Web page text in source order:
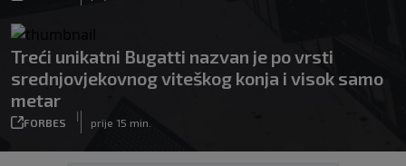
Treći unikatni Bugatti nazvan je po vrsti
srednjovjekovnog viteškog konja i visok samo
metar
FORBES
|
prije 15 min.